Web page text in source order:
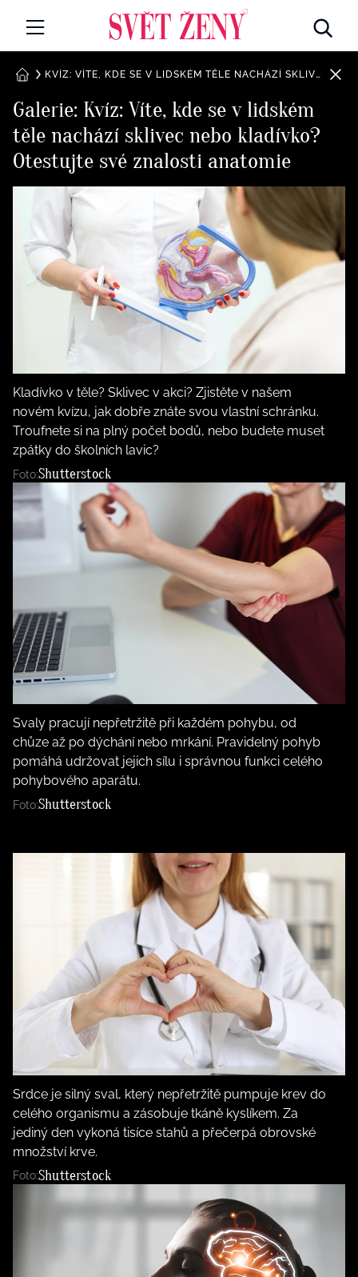
MÓDA A KRÁSA
CELEBRITY
Všechny kategorie
Rozhovory
RETROHUBKY
PSYCHOLOGIE
Všechny kategorie
Seberozvoj
Všechny kategorie
Životní styl
ZÁBAVA
Všechny kategorie
Testy a kvízy
Všechny kategorie
Rady a tipy
BurdaMedia
Extra
SVĚT ŽENY - 599 KČ
ROČNÍ PŘEDPLATNÉ SVĚT ŽENY +
SADA PRODUKTŮ MANA (10 ks)
DOMŮ KVÍZ: VÍTE, KDE SE V LIDSKÉM TĚLE NACHÁZÍ SKLIVEC NEBO KLADÍVKO? OTESTUJTE SVÉ ZNALOSTI ANATOMIE
Galerie: Kvíz: Víte, kde se v lidském
těle nachází sklivec nebo kladívko?
Otestujte své znalosti anatomie
Kladívko v těle? Sklivec v akci? Zjistěte v našem
novém kvízu, jak dobře znáte svou vlastní schránku.
Troufnete si na plný počet bodů, nebo budete muset
zpátky do školních lavic?
Foto:Shutterstock
Svaly pracují nepřetržitě při každém pohybu, od
chůze až po dýchání nebo mrkání. Pravidelný pohyb
pomáhá udržovat jejich sílu i správnou funkci celého
pohybového aparátu.
Foto:Shutterstock
Srdce je silný sval, který nepřetržitě pumpuje krev do
celého organismu a zásobuje tkáně kyslíkem. Za
jediný den vykoná tisíce stahů a přečerpá obrovské
množství krve.
Foto:Shutterstock